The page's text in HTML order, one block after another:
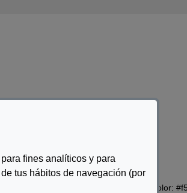
fines analíticos y para
tus hábitos de navegación (por
solid #e6e6e6; } tr th { background-color: